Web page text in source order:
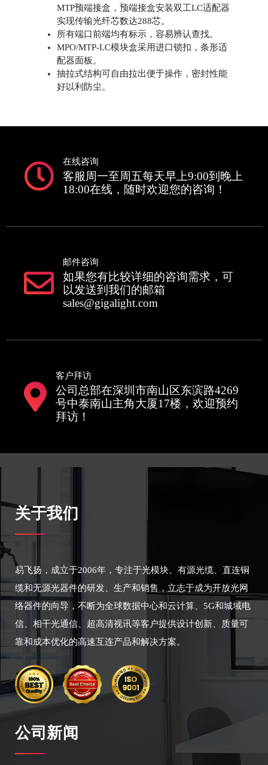
MTP预端接盒，预端接盒安装双工LC适配器
实现传输光纤芯数达288芯。
所有端口前端均有标示，容易辨认查找。
MPO/MTP-LC模块盒采用进口锁扣，条形适
配器面板。
抽拉式结构可自由拉出便于操作，密封性能
好以利防尘。
在线咨询
客服周一至周五每天早上9:00到晚上
18:00在线，随时欢迎您的咨询！
邮件咨询
如果您有比较详细的咨询需求，可
以发送到我们的邮箱
sales@gigalight.com
客户拜访
公司总部在深圳市南山区东滨路4269
号中泰南山主角大厦17楼，欢迎预约
拜访！
关于我们
易飞扬，成立于2006年，专注于光模块、有源光缆、直连铜
缆和无源光器件的研发、生产和销售，立志于成为开放光网
络器件的向导，不断为全球数据中心和云计算、5G和城域电
信、相干光通信、超高清视讯等客户提供设计创新、质量可
靠和成本优化的高速互连产品和解决方案。
公司新闻